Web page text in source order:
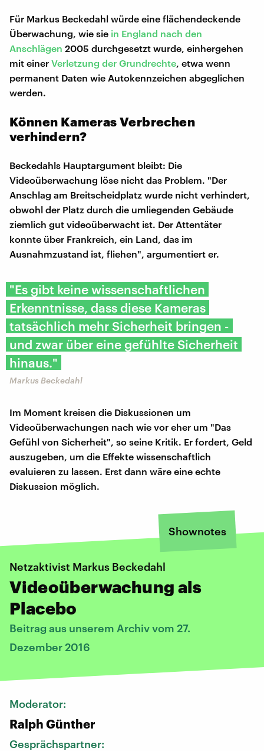
Für Markus Beckedahl würde eine flächendeckende
Überwachung, wie sie in England nach den
Anschlägen 2005 durchgesetzt wurde, einhergehen
mit einer Verletzung der Grundrechte , etwa wenn
permanent Daten wie Autokennzeichen abgeglichen
werden.
Können Kameras Verbrechen
verhindern?
Beckedahls Hauptargument bleibt: Die
Videoüberwachung löse nicht das Problem. "Der
Anschlag am Breitscheidplatz wurde nicht verhindert,
obwohl der Platz durch die umliegenden Gebäude
ziemlich gut videoüberwacht ist. Der Attentäter
konnte über Frankreich, ein Land, das im
Ausnahmzustand ist, fliehen", argumentiert er.
"Es gibt keine wissenschaftlichen
Erkenntnisse, dass diese Kameras
tatsächlich mehr Sicherheit bringen -
und zwar über eine gefühlte Sicherheit
hinaus."
Markus Beckedahl
Im Moment kreisen die Diskussionen um
Videoüberwachungen nach wie vor eher um "Das
Gefühl von Sicherheit", so seine Kritik. Er fordert, Geld
auszugeben, um die Effekte wissenschaftlich
evaluieren zu lassen. Erst dann wäre eine echte
Diskussion möglich.
Shownotes
Netzaktivist Markus Beckedahl
Videoüberwachung als
Placebo
Beitrag aus unserem Archiv vom 27.
Dezember 2016
Moderator:
Ralph Günther
Gesprächspartner: